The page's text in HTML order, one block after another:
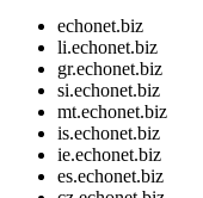
echonet.biz
li.echonet.biz
gr.echonet.biz
si.echonet.biz
mt.echonet.biz
is.echonet.biz
ie.echonet.biz
es.echonet.biz